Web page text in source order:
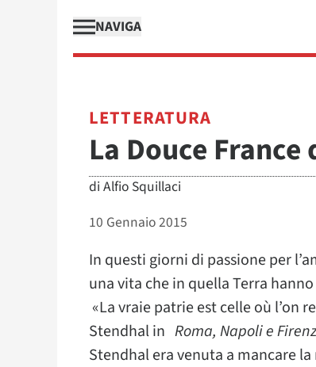
NAVIGA
LETTERATURA
La Douce
di Alfio Squillaci
10 Gennaio 2015
In questi giorni di passione per
una vita che in quella Terra
«La vraie patrie est celle où l’on
Stendhal in Roma, Napoli e
Stendhal era venuta a mancare